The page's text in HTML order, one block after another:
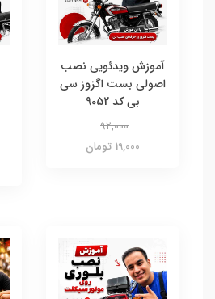
آموزش ویدئویی نصب
اصولی بست اگزوز سی
بی کد 9052
92,000
19,000 تومان